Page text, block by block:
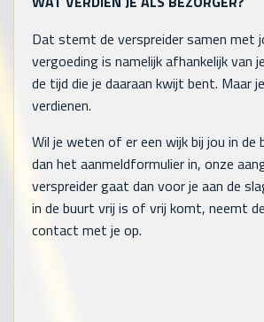
Dat stemt de verspreider samen met
vergoeding is namelijk afhankelijk van
de tijd die je daaraan kwijt bent. Maar
verdienen.
Wil je weten of er een wijk bij jou in de
dan het aanmeldformulier in, onze
verspreider gaat dan voor je aan de
in de buurt vrij is of vrij komt, neemt
contact met je op.